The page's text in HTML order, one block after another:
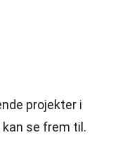
projekter i
se frem til.